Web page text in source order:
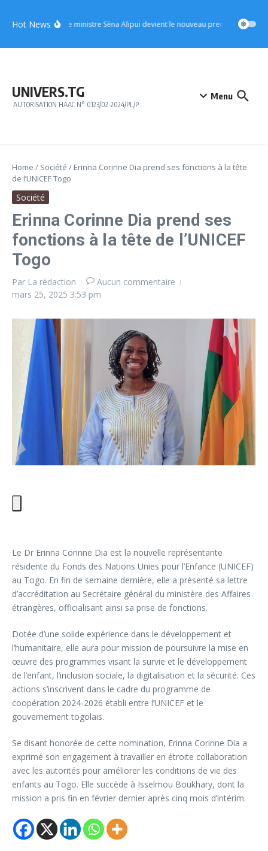
Hot NewsUFC : le ministre Sèna Alipui devient le nouveau premier vice-
UNIVERS.TG
AUTORISATION HAAC N° 0123/02-2024/PL/P
Menu
Home / Société / Erinna Corinne Dia prend ses fonctions à la tête
de l’UNICEF Togo
Société
Erinna Corinne Dia prend ses
fonctions à la tête de l’UNICEF
Togo
Par La rédaction
Aucun commentaire
mars 25, 2025 3:53 pm
Le Dr Erinna Corinne Dia est la nouvelle représentante
résidente du Fonds des Nations Unies pour l’Enfance (UNICEF)
au Togo. En fin de semaine dernière, elle a présenté sa lettre
d’accréditation au Secrétaire général du ministère des Affaires
étrangères, officialisant ainsi sa prise de fonctions.
Dotée d’une solide expérience dans le développement et
l’humanitaire, elle aura pour mission de poursuivre la mise en
œuvre des programmes visant la survie et le développement
de l’enfant, l’inclusion sociale, la digitalisation et la sécurité. Ces
actions s’inscrivent dans le cadre du programme de
coopération 2024-2026 établi entre l’UNICEF et le
gouvernement togolais.
Se disant honorée de cette nomination, Erinna Corinne Dia a
exprimé son engagement à travailler en étroite collaboration
avec les autorités pour améliorer les conditions de vie des
enfants au Togo. Elle succède à Isselmou Boukhary, dont la
mission a pris fin en février dernier après cinq mois d’intérim.